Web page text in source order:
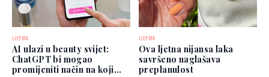
LJEPOTA
AI ulazi u beauty svijet:
ChatGPT bi mogao
promijeniti način na koji
LJEPOTA
Ova ljetna nijansa laka
savršeno naglašava
preplanulost